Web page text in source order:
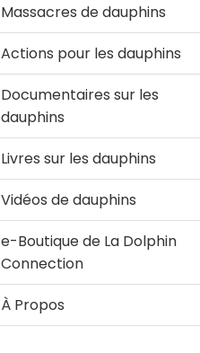
Massacres de dauphins
Actions pour les dauphins
Documentaires sur les
dauphins
Livres sur les dauphins
Vidéos de dauphins
e-Boutique de La Dolphin
Connection
À Propos